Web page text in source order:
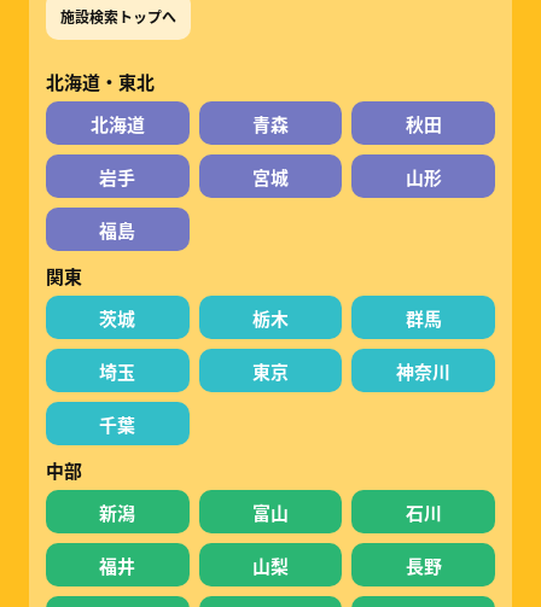
施設検索トップへ
北海道・東北
北海道
青森 秋田
岩手 宮城 山形
福島
関東
茨城
栃木 群馬
埼玉 東京 神奈川
千葉
中部
新潟
富山 石川
福井 山梨 長野